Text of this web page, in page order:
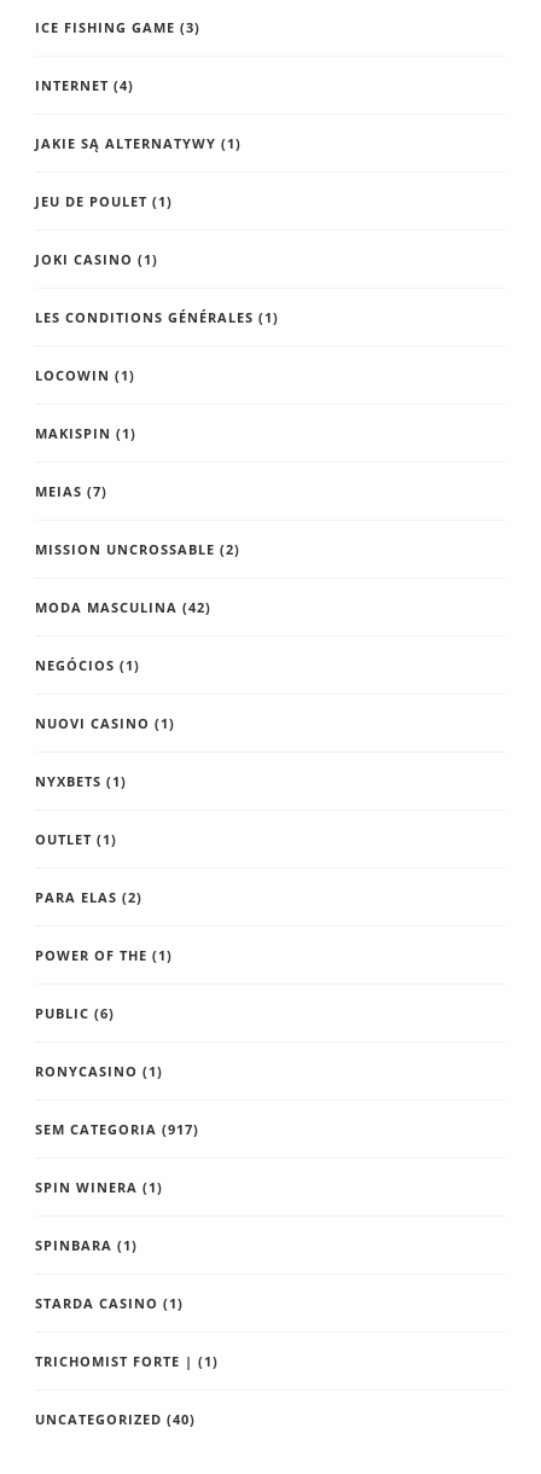
ICE FISHING GAME (3)
INTERNET (4)
JAKIE SĄ ALTERNATYWY (1)
JEU DE POULET (1)
JOKI CASINO (1)
LES CONDITIONS GÉNÉRALES (1)
LOCOWIN (1)
MAKISPIN (1)
MEIAS (7)
MISSION UNCROSSABLE (2)
MODA MASCULINA (42)
NEGÓCIOS (1)
NUOVI CASINO (1)
NYXBETS (1)
OUTLET (1)
PARA ELAS (2)
POWER OF THE (1)
PUBLIC (6)
RONYCASINO (1)
SEM CATEGORIA (917)
SPIN WINERA (1)
SPINBARA (1)
STARDA CASINO (1)
TRICHOMIST FORTE | (1)
UNCATEGORIZED (40)